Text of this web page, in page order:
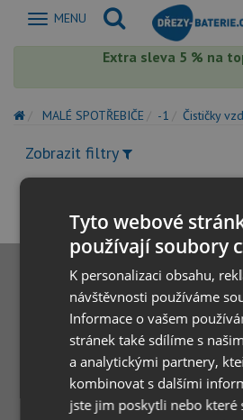
Zobrazit
MENU
Extra sleva 5 % na
MALÉ SPOTŘEBIČE -1 Čističky
Zobrazit filtry
Tyto webové
používají soubory
K personalizaci obsahu,
návštěvnosti používáme
Informace o vašem
stránek také sdílíme s
a analytickými partnery,
kombinovat s dalšími
jste jim poskytli nebo které